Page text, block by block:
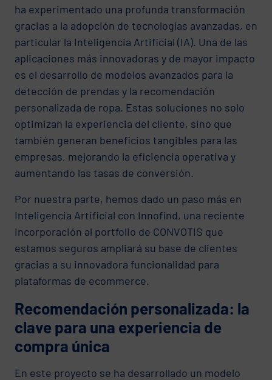
ha experimentado una profunda transformación
gracias a la adopción de tecnologías avanzadas, en
particular la Inteligencia Artificial (IA). Una de las
aplicaciones más innovadoras y de mayor impacto
es el desarrollo de modelos avanzados para la
detección de prendas y la recomendación
personalizada de ropa. Estas soluciones no solo
optimizan la experiencia del cliente, sino que
también generan beneficios tangibles para las
empresas, mejorando la eficiencia operativa y
aumentando las tasas de conversión.
Por nuestra parte, hemos dado un paso más en
Inteligencia Artificial con Innofind, una reciente
incorporación al portfolio de CONVOTIS que
estamos seguros ampliará su base de clientes
gracias a su innovadora funcionalidad para
plataformas de ecommerce.
Recomendación personalizada: la
clave para una experiencia de
compra única
En este proyecto se ha desarrollado un modelo